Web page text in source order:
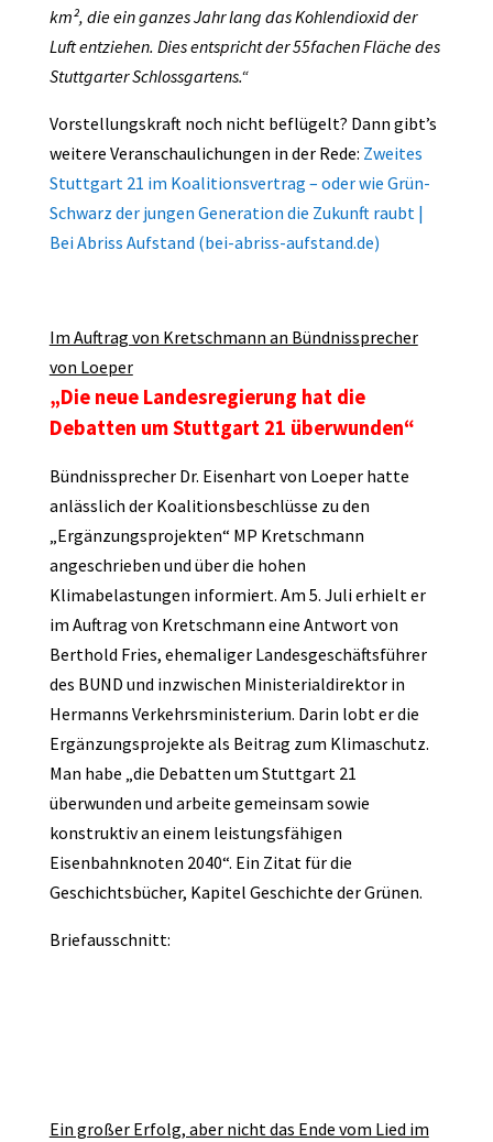
km², die ein ganzes Jahr lang das Kohlendioxid der
Luft entziehen. Dies entspricht der 55fachen Fläche des
Stuttgarter Schlossgartens.“
Vorstellungskraft noch nicht beflügelt? Dann gibt’s
weitere Veranschaulichungen in der Rede: Zweites
Stuttgart 21 im Koalitionsvertrag – oder wie Grün-
Schwarz der jungen Generation die Zukunft raubt |
Bei Abriss Aufstand (bei-abriss-aufstand.de)
Im Auftrag von Kretschmann an Bündnissprecher
von Loeper
„Die neue Landesregierung hat die
Debatten um Stuttgart 21 überwunden“
Bündnissprecher Dr. Eisenhart von Loeper hatte
anlässlich der Koalitionsbeschlüsse zu den
„Ergänzungsprojekten“ MP Kretschmann
angeschrieben und über die hohen
Klimabelastungen informiert. Am 5. Juli erhielt er
im Auftrag von Kretschmann eine Antwort von
Berthold Fries, ehemaliger Landesgeschäftsführer
des BUND und inzwischen Ministerialdirektor in
Hermanns Verkehrsministerium. Darin lobt er die
Ergänzungsprojekte als Beitrag zum Klimaschutz.
Man habe „die Debatten um Stuttgart 21
überwunden und arbeite gemeinsam sowie
konstruktiv an einem leistungsfähigen
Eisenbahnknoten 2040“. Ein Zitat für die
Geschichtsbücher, Kapitel Geschichte der Grünen.
Briefausschnitt:
Ein großer Erfolg, aber nicht das Ende vom Lied im